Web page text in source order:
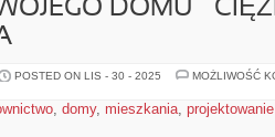
DOMU –
POSTED ON LIS - 30 - 2025
MOŻLIWOŚĆ
, domy, mieszkania, projektowanie